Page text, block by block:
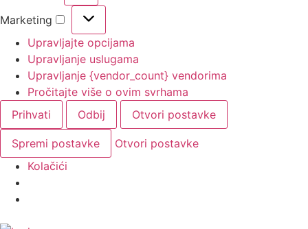
Marketing
Upravljajte opcijama
Upravljanje uslugama
Upravljanje {vendor_count} vendorima
Pročitajte više o ovim svrhama
Prihvati
Odbij Otvori postavke
Spremi postavke
Otvori postavke
Kolačići